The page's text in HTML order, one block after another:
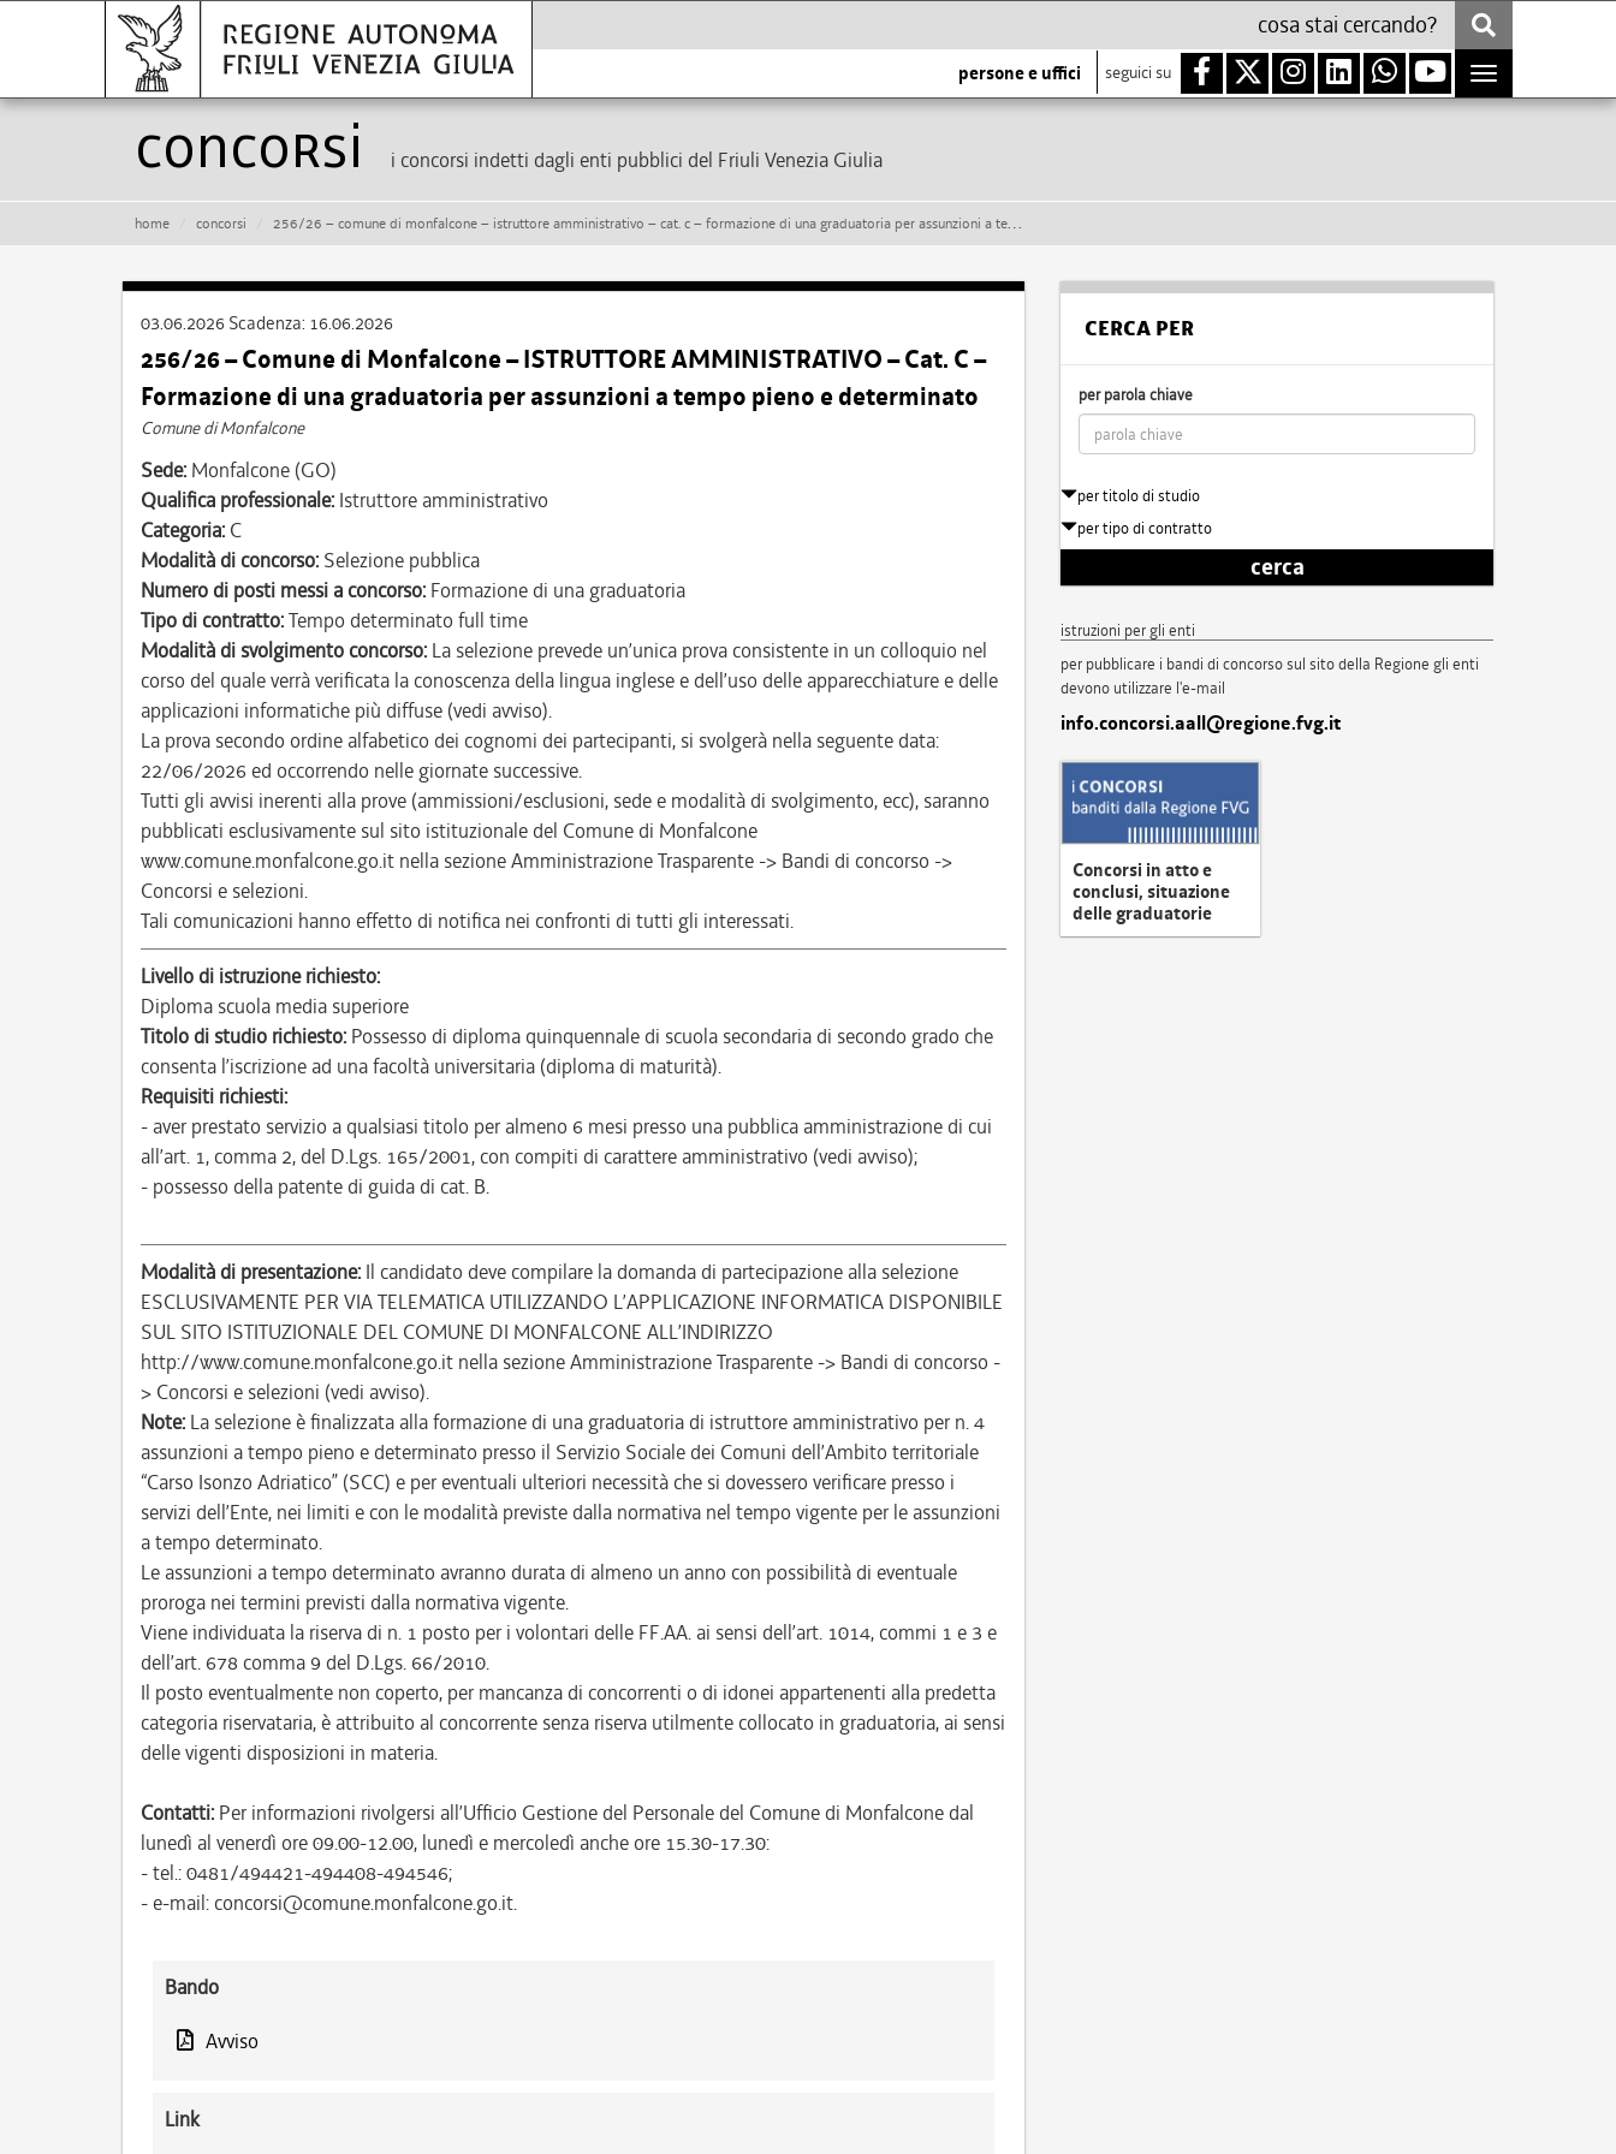
persone e uffici seguici su
Toggle
navigation
Concorsi i concorsi indetti dagli enti pubblici del Friuli Venezia Giulia
home concorsi 256/26 – comune di monfalcone – istruttore amministrativo – cat. c – formazione di una graduatoria per assunzioni a tempo pieno e determinato
03.06.2026 Scadenza: 16.06.2026
256/26 – Comune di Monfalcone – ISTRUTTORE AMMINISTRATIVO – Cat. C –
Formazione di una graduatoria per assunzioni a tempo pieno e determinato
Comune di Monfalcone
Sede: Monfalcone (GO)
Qualifica professionale: Istruttore amministrativo
Categoria: C
Modalità di concorso: Selezione pubblica
Numero di posti messi a concorso: Formazione di una graduatoria
Tipo di contratto:Tempo determinato full time
Modalità di svolgimento concorso: La selezione prevede un’unica prova consistente in un colloquio nel
corso del quale verrà verificata la conoscenza della lingua inglese e dell’uso delle apparecchiature e delle
applicazioni informatiche più diffuse (vedi avviso).
La prova secondo ordine alfabetico dei cognomi dei partecipanti, si svolgerà nella seguente data:
22/06/2026 ed occorrendo nelle giornate successive.
Tutti gli avvisi inerenti alla prove (ammissioni/esclusioni, sede e modalità di svolgimento, ecc), saranno
pubblicati esclusivamente sul sito istituzionale del Comune di Monfalcone
www.comune.monfalcone.go.it nella sezione Amministrazione Trasparente -> Bandi di concorso ->
Concorsi e selezioni.
Tali comunicazioni hanno effetto di notifica nei confronti di tutti gli interessati.
Livello di istruzione richiesto:
Diploma scuola media superiore
Titolo di studio richiesto: Possesso di diploma quinquennale di scuola secondaria di secondo grado che
consenta l’iscrizione ad una facoltà universitaria (diploma di maturità).
Requisiti richiesti:
- aver prestato servizio a qualsiasi titolo per almeno 6 mesi presso una pubblica amministrazione di cui
all’art. 1, comma 2, del D.Lgs. 165/2001, con compiti di carattere amministrativo (vedi avviso);
- possesso della patente di guida di cat. B.
Modalità di presentazione: Il candidato deve compilare la domanda di partecipazione alla selezione
ESCLUSIVAMENTE PER VIA TELEMATICA UTILIZZANDO L’APPLICAZIONE INFORMATICA DISPONIBILE
SUL SITO ISTITUZIONALE DEL COMUNE DI MONFALCONE ALL’INDIRIZZO
http://www.comune.monfalcone.go.it nella sezione Amministrazione Trasparente -> Bandi di concorso -
> Concorsi e selezioni (vedi avviso).
Note: La selezione è finalizzata alla formazione di una graduatoria di istruttore amministrativo per n. 4
assunzioni a tempo pieno e determinato presso il Servizio Sociale dei Comuni dell’Ambito territoriale
“Carso Isonzo Adriatico” (SCC) e per eventuali ulteriori necessità che si dovessero verificare presso i
servizi dell’Ente, nei limiti e con le modalità previste dalla normativa nel tempo vigente per le assunzioni
a tempo determinato.
Le assunzioni a tempo determinato avranno durata di almeno un anno con possibilità di eventuale
proroga nei termini previsti dalla normativa vigente.
Viene individuata la riserva di n. 1 posto per i volontari delle FF.AA. ai sensi dell’art. 1014, commi 1 e 3 e
dell’art. 678 comma 9 del D.Lgs. 66/2010.
Il posto eventualmente non coperto, per mancanza di concorrenti o di idonei appartenenti alla predetta
categoria riservataria, è attribuito al concorrente senza riserva utilmente collocato in graduatoria, ai sensi
delle vigenti disposizioni in materia.
Contatti: Per informazioni rivolgersi all’Ufficio Gestione del Personale del Comune di Monfalcone dal
lunedì al venerdì ore 09.00-12.00, lunedì e mercoledì anche ore 15.30-17.30:
- tel.: 0481/494421-494408-494546;
- e-mail: concorsi@comune.monfalcone.go.it.
Bando
Avviso
Link
CERCA PER
per parola chiave
per titolo di studio
per tipo di contratto
cerca
istruzioni per gli enti
per pubblicare i bandi di concorso sul sito della Regione gli enti
devono utilizzare l'e-mail
info.concorsi.aall@regione.fvg.it
Concorsi in atto e
conclusi, situazione
delle graduatorie